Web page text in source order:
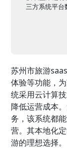
三方系统平台
苏州市旅游
体验等功能，
统采用云计算
降低运营成本
务，该系统都
营。其本地化
游的理想选择。